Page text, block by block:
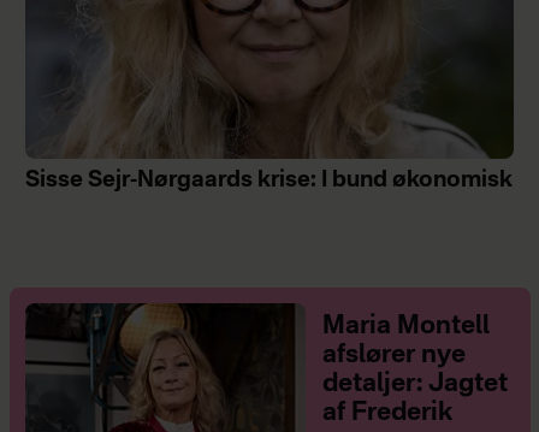
Sisse Sejr-Nørgaards krise: I bund økonomisk
Maria Montell
afslører nye
detaljer: Jagtet
af Frederik